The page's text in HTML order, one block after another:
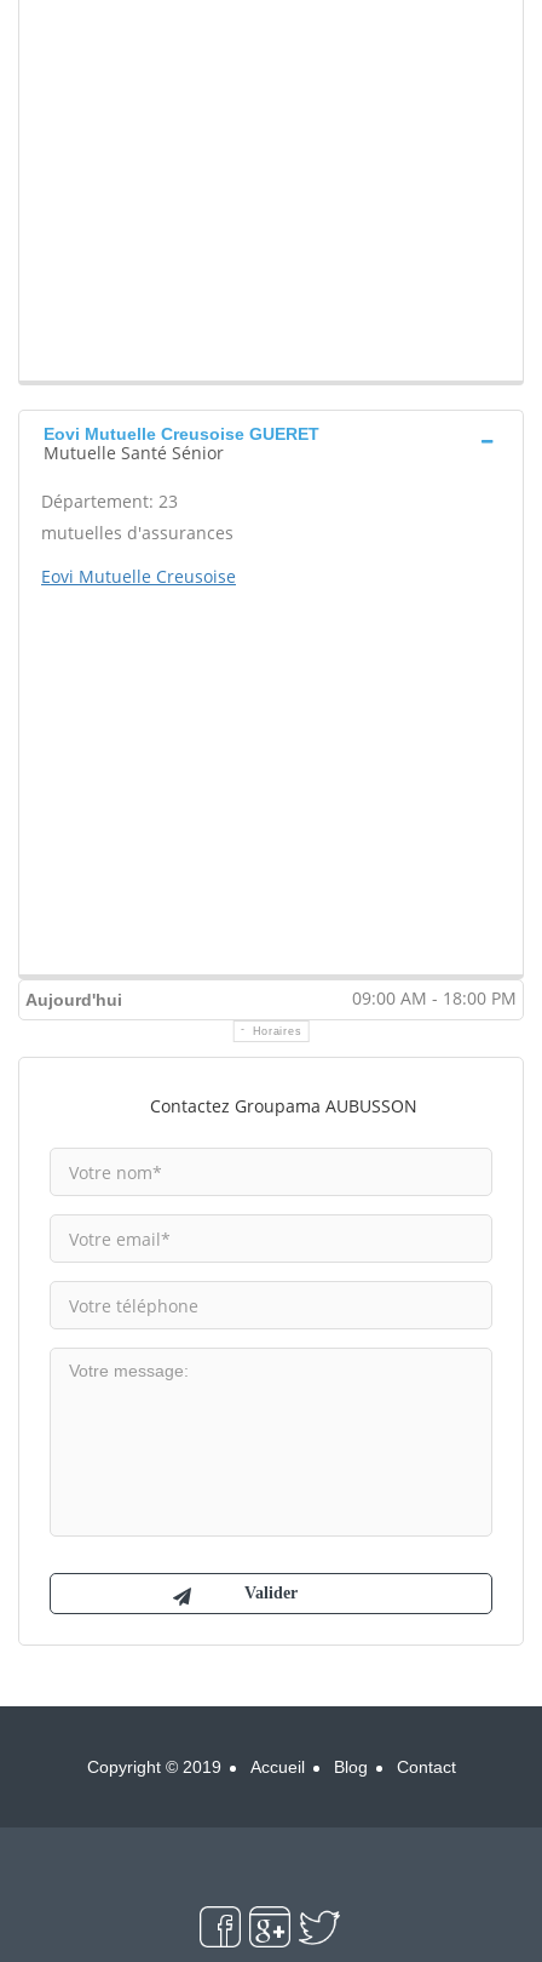
Eovi Mutuelle Creusoise GUERET
Mutuelle Santé Sénior
Département: 23
mutuelles d'assurances
Eovi Mutuelle Creusoise
Aujourd'hui 09:00 AM - 18:00 PM
Horaires
Contactez Groupama AUBUSSON
Copyright © 2019 Accueil Blog Contact